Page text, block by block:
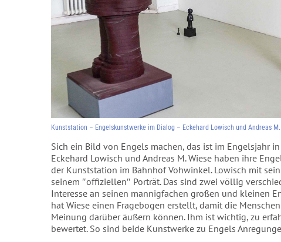
Kunststation – Engelskunstwerke im Dialog – Eckehard Lowisch und Andreas M.
Sich ein Bild von Engels machen, das ist im Engelsjahr
Eckehard Lowisch und Andreas M. Wiese haben ihre
der Kunststation im Bahnhof Vohwinkel. Lowisch mit
seinem ″offiziellen″ Porträt. Das sind zwei völlig
Interesse an seinen mannigfachen großen und kleinen
hat Wiese einen Fragebogen erstellt, damit die
Meinung darüber äußern können. Ihm ist wichtig, zu
bewertet. So sind beide Kunstwerke zu Engels